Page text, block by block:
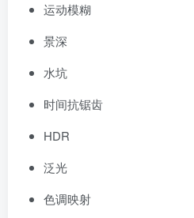
运动模糊
景深
水坑
时间抗锯齿
HDR
泛光
色调映射